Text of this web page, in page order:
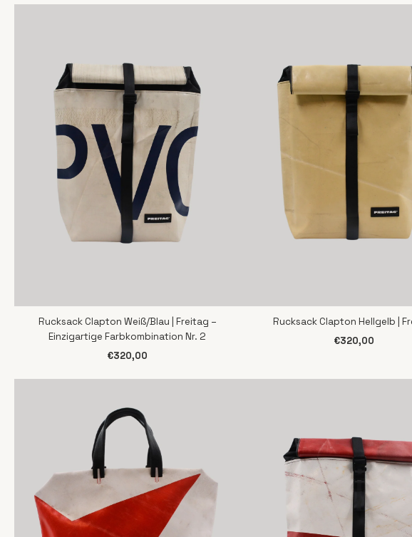
SCHNELLANSICHT
Rucksack Clapton Weiß/Blau | Freitag –
Einzigartige Farbkombination Nr. 2
€320,00
SCHNELLANSICHT
Rucksack Clapton Hellgelb |
€320,00